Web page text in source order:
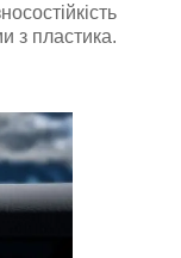
з пластика.